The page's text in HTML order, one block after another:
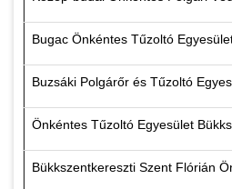
Bugac Önkéntes Tűzoltó
Buzsáki Polgárőr és Tűzoltó
Önkéntes Tűzoltó Egyesület
Bükkszentkereszti Szent Flórián